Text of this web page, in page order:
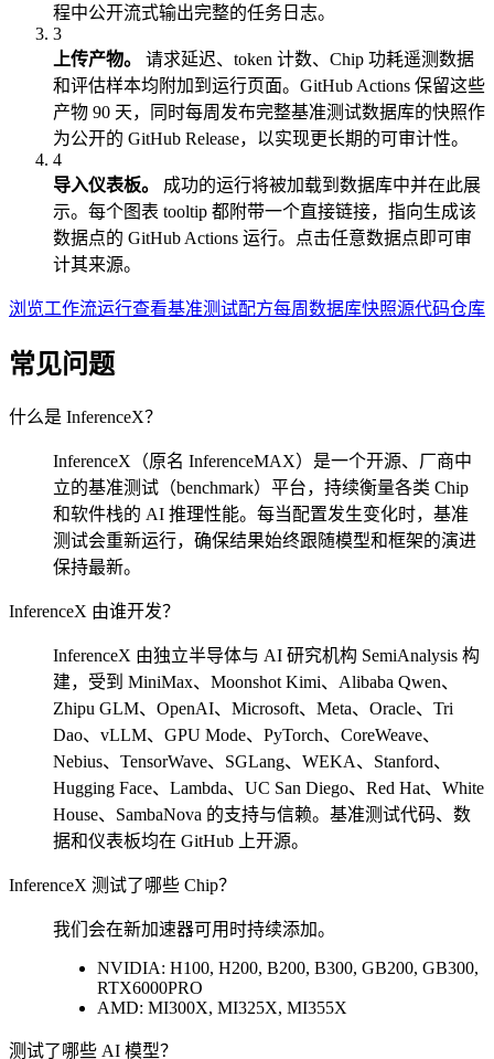
程中公开流式输出完整的任务日志。
3
上传产物。
请求延迟、token 计数、Chip 功耗遥测数据
和评估样本均附加到运行页面。GitHub Actions 保留这些
产物 90 天，同时每周发布完整基准测试数据库的快照作
为公开的 GitHub Release，以实现更长期的可审计性。
4
导入仪表板。
成功的运行将被加载到数据库中并在此展
示。每个图表 tooltip 都附带一个直接链接，指向生成该
数据点的 GitHub Actions 运行。点击任意数据点即可审
计其来源。
浏览工作流运行查看基准测试配方每周数据库快照源代码仓库
常见问题
什么是 InferenceX？
InferenceX（原名 InferenceMAX）是一个开源、厂商中
立的基准测试（benchmark）平台，持续衡量各类 Chip
和软件栈的 AI 推理性能。每当配置发生变化时，基准
测试会重新运行，确保结果始终跟随模型和框架的演进
保持最新。
InferenceX 由谁开发？
InferenceX 由独立半导体与 AI 研究机构 SemiAnalysis 构
建，受到 MiniMax、Moonshot Kimi、Alibaba Qwen、
Zhipu GLM、OpenAI、Microsoft、Meta、Oracle、Tri
Dao、vLLM、GPU Mode、PyTorch、CoreWeave、
Nebius、TensorWave、SGLang、WEKA、Stanford、
Hugging Face、Lambda、UC San Diego、Red Hat、White
House、SambaNova 的支持与信赖。基准测试代码、数
据和仪表板均在 GitHub 上开源。
InferenceX 测试了哪些 Chip？
我们会在新加速器可用时持续添加。
NVIDIA: H100, H200, B200, B300, GB200, GB300,
RTX6000PRO
AMD: MI300X, MI325X, MI355X
测试了哪些 AI 模型？